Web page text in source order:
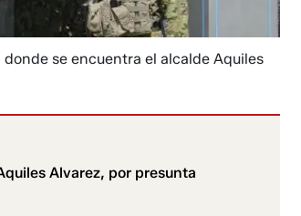
se encuentra el alcalde Aquiles
Alvarez, por presunta